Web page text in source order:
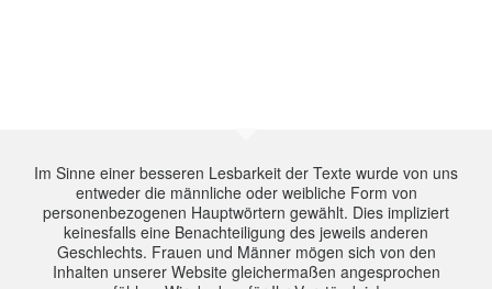
Im Sinne einer besseren Lesbarkeit der Texte wurde von uns
entweder die männliche oder weibliche Form von
personenbezogenen Hauptwörtern gewählt. Dies impliziert
keinesfalls eine Benachteiligung des jeweils anderen
Geschlechts. Frauen und Männer mögen sich von den
Inhalten unserer Website gleichermaßen angesprochen